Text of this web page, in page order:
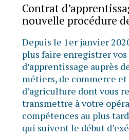
Contrat
nouvelle procédure
Depuis le 1er janvier
plus faire enregistrer
d’apprentissage auprès
métiers, de commerce et
d’agriculture dont vous
transmettre à votre
compétences au plus
qui suivent le début